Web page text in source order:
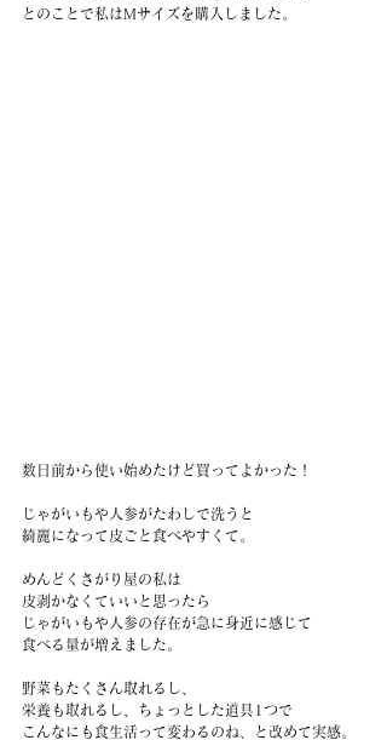
とのことで私はMサイズを購入しました。
数日前から使い始めたけど買ってよかった！
じゃがいもや人参がたわしで洗うと
綺麗になって皮ごと食べやすくて。
めんどくさがり屋の私は
皮剥かなくていいと思ったら
じゃがいもや人参の存在が急に身近に感じて
食べる量が増えました。
野菜もたくさん取れるし、
栄養も取れるし、ちょっとした道具1つで
こんなにも食生活って変わるのね、と改めて実感。